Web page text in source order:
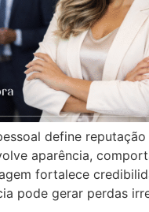
define reputação
aparência,
fortalece
pode gerar perdas